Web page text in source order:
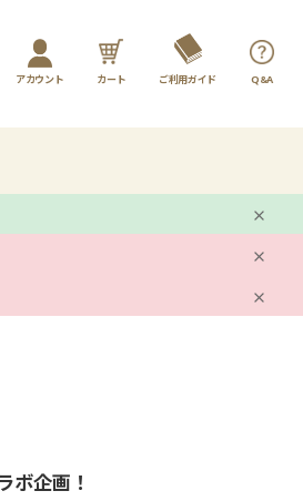
アカウント カート ご利用ガイド Q&A
ボ企画！